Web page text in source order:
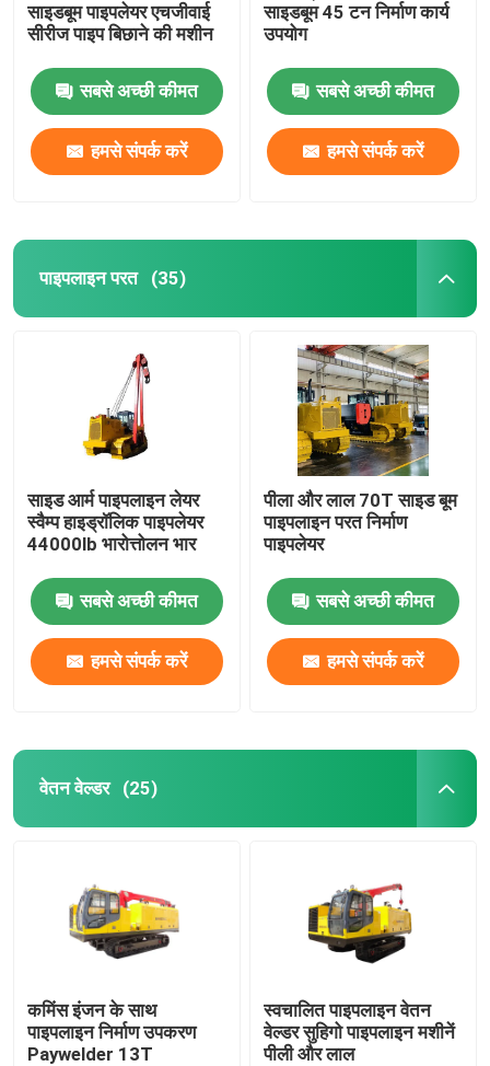
वेल्डिंग टेंट
साइडबूम पाइपलेयर एचजीवाई
सीरीज पाइप बिछाने की मशीन
सबसे अच्छी कीमत
हमसे संपर्क करें
साइडबूम 45 टन निर्माण कार्य
उपयोग
सबसे अच्छी कीमत
हमसे संपर्क करें
पाइपलाइन परत (35)
साइड आर्म पाइपलाइन लेयर
स्वैम्प हाइड्रॉलिक पाइपलेयर
44000lb भारोत्तोलन भार
सबसे अच्छी कीमत
हमसे संपर्क करें
पीला और लाल 70T साइड बूम
पाइपलाइन परत निर्माण
पाइपलेयर
सबसे अच्छी कीमत
हमसे संपर्क करें
वेतन वेल्डर (25)
कमिंस इंजन के साथ
पाइपलाइन निर्माण उपकरण
Paywelder 13T
स्वचालित पाइपलाइन वेतन
वेल्डर सुहिगो पाइपलाइन मशीनें
पीली और लाल